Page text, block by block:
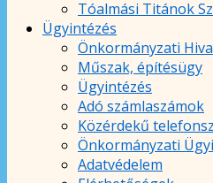
Tóalmási Titánok
Ügyintézés
Önkormányzati
Műszak, építésügy
Ügyintézés
Adó számlaszámok
Közérdekű
Önkormányzati
Adatvédelem